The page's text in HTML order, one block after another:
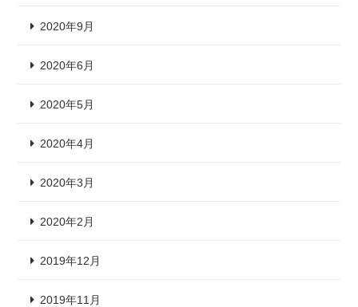
2020年9月
2020年6月
2020年5月
2020年4月
2020年3月
2020年2月
2019年12月
2019年11月